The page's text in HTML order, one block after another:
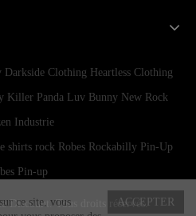
Darkside Clothing Heartless Clothing
Killer Panda Luv Bunny New Rock
Industrie
shirts rock Robes Rockabilly Pin-Up
Pin-up
Discount . Tous droits réservés.ACCEPTER
ce site, vous